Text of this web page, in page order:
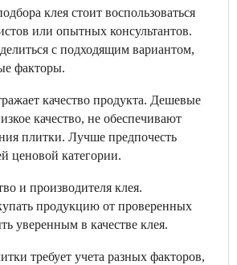
клея стоит воспользоваться
или опытных консультантов.
с подходящим вариантом,
факторы.
качество продукта. Дешевые
качество, не обеспечивают
плитки. Лучше предпочесть
ценовой категории.
и производителя клея.
продукцию от проверенных
уверенным в качестве клея.
требует учета разных факторов,